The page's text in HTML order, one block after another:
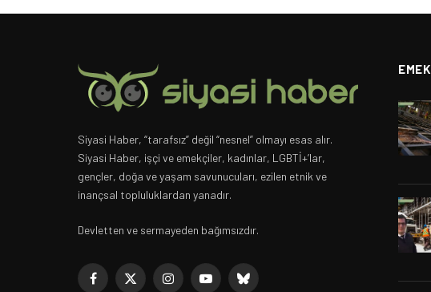
Siyasi Haber, “tarafsız” değil “nesnel” olmayı esas alır.
Siyasi Haber, işçi ve emekçiler, kadınlar, LGBTİ+’lar,
gençler, doğa ve yaşam savunucuları, ezilen etnik ve
inançsal topluluklardan yanadır.
Devletten ve sermayeden bağımsızdır.
Facebook
X InstagramYouTubeBluesky
EMEK